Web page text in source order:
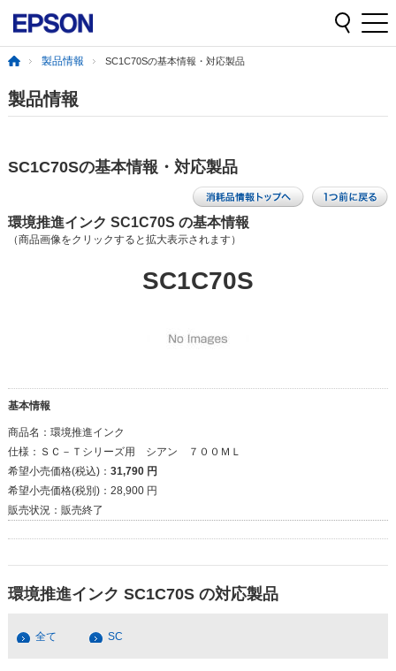
製品情報 SC1C70Sの基本情報・対応製品
製品情報
SC1C70Sの基本情報・対応製品
環境推進インク SC1C70S の基本情報
（商品画像をクリックすると拡大表示されます）
SC1C70S
基本情報
商品名： 環境推進インク
仕様： ＳＣ－Ｔシリーズ用 シアン ７００ＭＬ
希望小売価格(税込)： 31,790 円
希望小売価格(税別)： 28,900 円
販売状況： 販売終了
環境推進インク SC1C70S の対応製品
全て SC